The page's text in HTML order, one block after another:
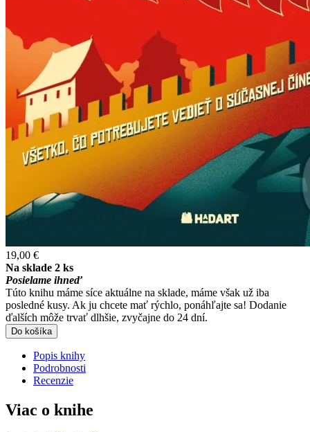
19,00 €
Na sklade 2 ks
Posielame ihneď
Túto knihu máme síce aktuálne na sklade, máme však už iba
posledné kusy. Ak ju chcete mať rýchlo, ponáhľajte sa! Dodanie
ďalších môže trvať dlhšie, zvyčajne do 24 dní.
Do košíka
Popis knihy
Podrobnosti
Recenzie
Viac o knihe